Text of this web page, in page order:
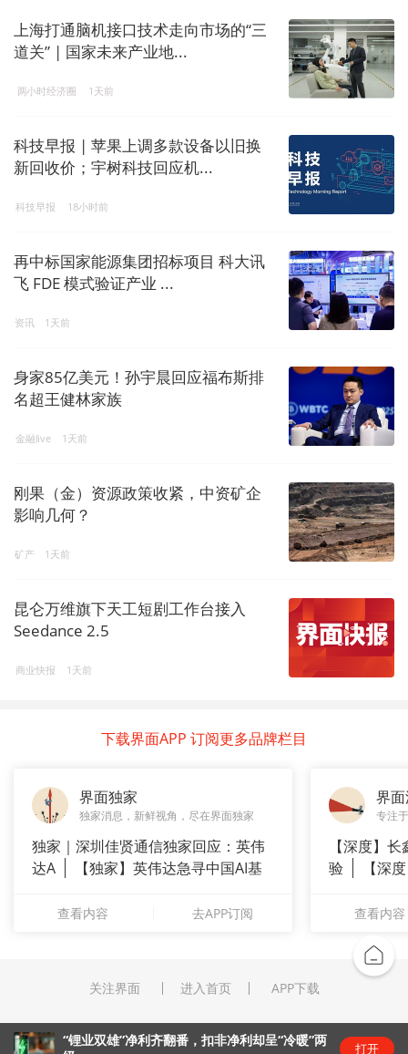
上海打通脑机接口技术走向市场的“三
道关” | 国家未来产业地...
两小时经济圈 1天前
科技早报 | 苹果上调多款设备以旧换
新回收价；宇树科技回应机...
科技早报 18小时前
再中标国家能源集团招标项目 科大讯
飞 FDE 模式验证产业 ...
资讯 1天前
身家85亿美元！孙宇晨回应福布斯排
名超王健林家族
金融live 1天前
刚果（金）资源政策收紧，中资矿企
影响几何？
矿产 1天前
昆仑万维旗下天工短剧工作台接入
Seedance 2.5
商业快报 1天前
下载界面APP 订阅更多品牌栏目
界面独家
独家消息，新鲜视角，尽在界面独家
独家｜深圳佳贤通信独家回应：英伟
达A
【独家】英伟达急寻中国AI基
查看内容 去APP订阅
界
专注
【深度】
验
【深
查看内容
关注界面 进入首页 APP下载
“锂业双雄”净利齐翻番，扣非净利却呈“冷暖”两
打开